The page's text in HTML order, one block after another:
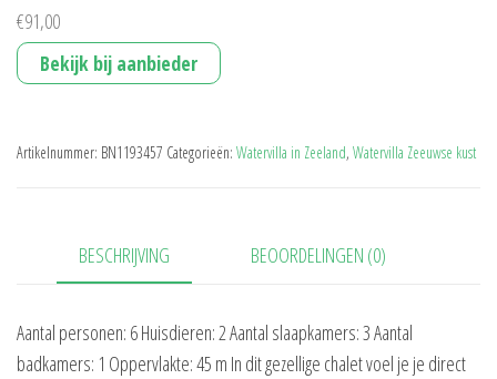
€91,00
Bekijk bij aanbieder
Artikelnummer: BN1193457 Categorieën: Watervilla in Zeeland, Watervilla Zeeuwse kust
BESCHRIJVING BEOORDELINGEN (0)
Aantal personen: 6 Huisdieren: 2 Aantal slaapkamers: 3 Aantal
badkamers: 1 Oppervlakte: 45 m In dit gezellige chalet voel je je direct